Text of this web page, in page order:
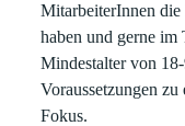
MitarbeiterInnen die
haben und gerne im
Mindestalter von
Voraussetzungen
Fokus.